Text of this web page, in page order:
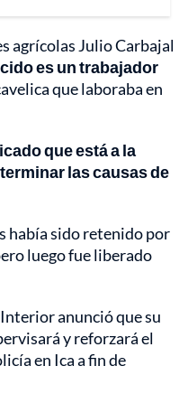
agrícolas Julio Carbajal
es un trabajador
que laboraba en
que está a la
las causas de
había sido retenido por
luego fue liberado
anunció que su
y reforzará el
en Ica a fin de